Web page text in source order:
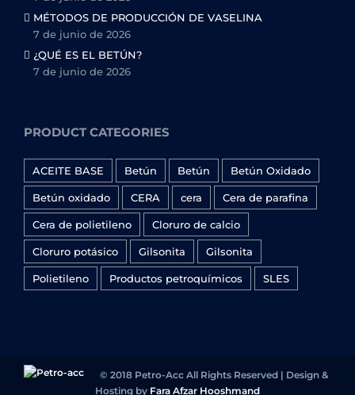
MÉTODOS DE PRODUCCIÓN DE VASELINA
7 de junio de 2026
¿QUÉ ES EL BETÚN?
7 de junio de 2026
PRODUCT CATEGORIES
ACEITE BASE Betún Betún Betún Oxidado
Betún oxidado CERA cera Cera de parafina
Cera de polietileno Cloruro de calcio
Cloruro potásico Gilsonita Gilsonita
Polietileno Productos petroquímicos SLES
© 2018 Petro-Acc All Rights Reserved | Design &
Hosting by Fara Afzar Hooshmand